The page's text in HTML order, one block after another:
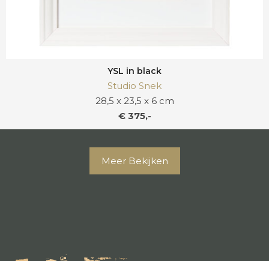
YSL in black
Studio Snek
28,5 x 23,5 x 6 cm
€ 375,-
Meer Bekijken